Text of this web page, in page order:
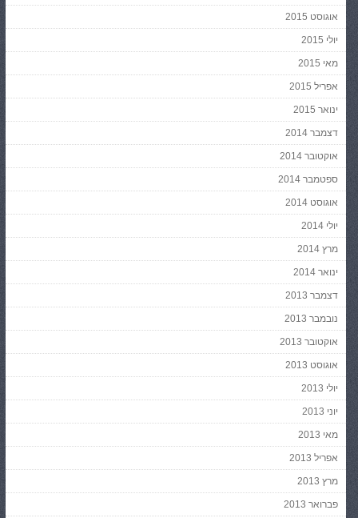
אוגוסט 2015
יולי 2015
מאי 2015
אפריל 2015
ינואר 2015
דצמבר 2014
אוקטובר 2014
ספטמבר 2014
אוגוסט 2014
יולי 2014
מרץ 2014
ינואר 2014
דצמבר 2013
נובמבר 2013
אוקטובר 2013
אוגוסט 2013
יולי 2013
יוני 2013
מאי 2013
אפריל 2013
מרץ 2013
פברואר 2013